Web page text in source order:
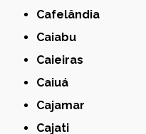
Cafelândia
Caiabu
Caieiras
Caiuá
Cajamar
Cajati